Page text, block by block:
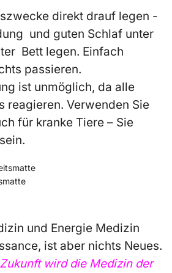
direkt drauf legen -
und guten Schlaf unter
Bett legen. Einfach
passieren.
ist unmöglich, da alle
reagieren. Verwenden Sie
für kranke Tiere – Sie
und Energie Medizin
ist aber nichts Neues.
wird die Medizin der